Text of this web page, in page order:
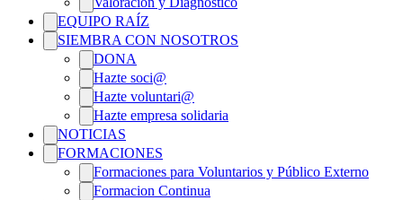
EQUIPO RAÍZ
SIEMBRA CON NOSOTROS
DONA
Hazte soci@
Hazte voluntari@
Hazte empresa solidaria
NOTICIAS
FORMACIONES
Formaciones para Voluntarios y Público Externo
Formacion Continua